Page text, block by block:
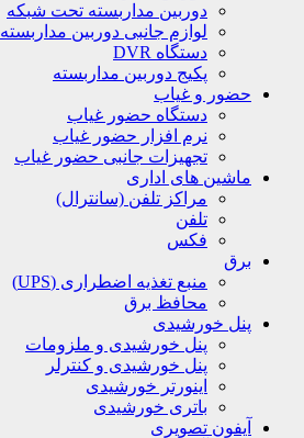
دوربین مداربسته تحت شبکه
لوازم جانبی دوربین مداربسته
دستگاه DVR
پکیج دوربین مداربسته
حضور و غیاب
دستگاه حضور غیاب
نرم افزار حضور غیاب
تجهیزات جانبی حضور غیاب
ماشین های اداری
مراکز تلفن (سانترال)
تلفن
فکس
برق
منبع تغذیه اضطراری (UPS)
محافظ برق
پنل خورشیدی
پنل خورشیدی و ملزومات
پنل خورشیدی و کنترلر
اینورتر خورشیدی
باتری خورشیدی
آیفون تصویری